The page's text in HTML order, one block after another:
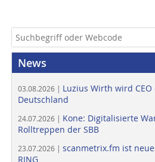
News
03.08.2026 | Luzius Wirth wird
Deutschland
24.07.2026 | Kone: Digitalisierte
Rolltreppen der SBB
23.07.2026 | scanmetrix.fm ist
RING